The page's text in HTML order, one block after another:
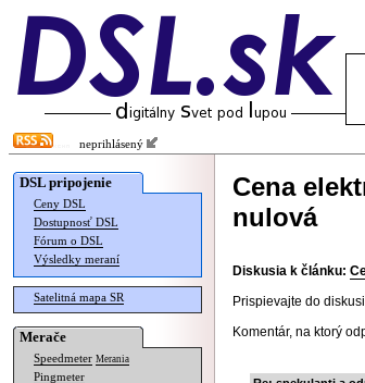
neprihlásený
DSL pripojenie
Ceny DSL
Dostupnosť DSL
Fórum o DSL
Výsledky meraní
Satelitná mapa SR
Merače
Speedmeter Merania
Pingmeter
Cena
nulová
Diskusia k článku:
Prispievajte do
Komentár, na ktorý